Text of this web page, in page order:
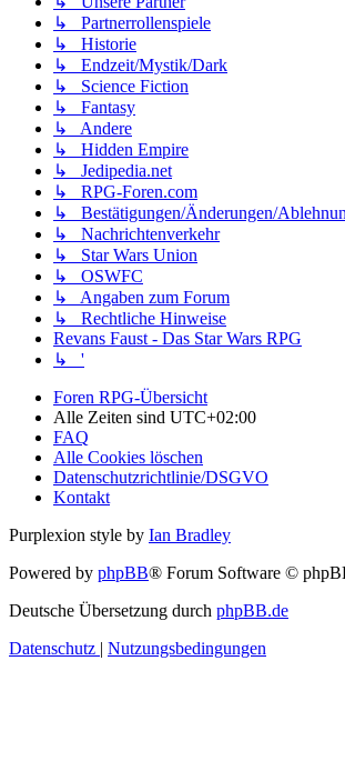
↳ Partnerrollenspiele
↳ Historie
↳ Endzeit/Mystik/Dark
↳ Science Fiction
↳ Fantasy
↳ Andere
↳ Hidden Empire
↳ Jedipedia.net
↳ RPG-Foren.com
↳ Bestätigungen/Änderungen/
↳ Nachrichtenverkehr
↳ Star Wars Union
↳ OSWFC
↳ Angaben zum Forum
↳ Rechtliche Hinweise
Revans Faust - Das Star Wars RPG
↳ '
Foren RPG-Übersicht
Alle Zeiten sind UTC+02:00
FAQ
Alle Cookies löschen
Datenschutzrichtlinie/DSGVO
Kontakt
Purplexion style by Ian Bradley
Powered by phpBB® Forum Software ©
Deutsche Übersetzung durch phpBB.de
Datenschutz | Nutzungsbedingungen